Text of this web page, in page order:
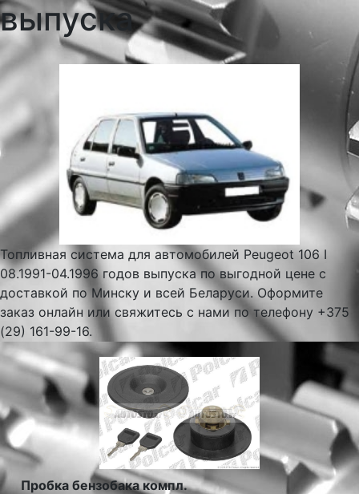
выпуска
Топливная система для автомобилей Peugeot 106 I
08.1991-04.1996 годов выпуска по выгодной цене с
доставкой по Минску и всей Беларуси. Оформите
заказ онлайн или свяжитесь с нами по телефону +375
(29) 161-99-16.
Пробка бензобака компл.